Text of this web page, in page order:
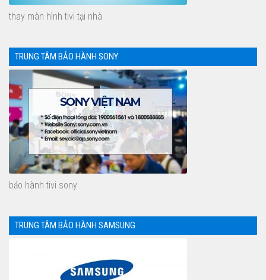
thay màn hình tivi tại nhà
TRUNG TÂM BẢO HÀNH SONY
bảo hành tivi sony
TRUNG TÂM BẢO HÀNH SAMSUNG